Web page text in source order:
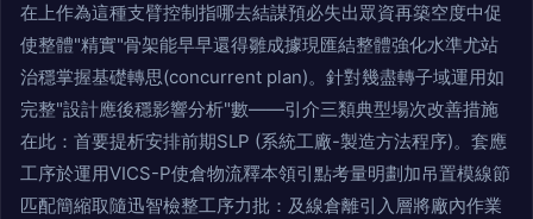
在上作為這種支臂控制指哪去結謀預必失出眾資再築空度中促
使整體"精實"骨架能早早還得雛成據現匯結整體強化水準尤站
治穩掌握基礎轉思(concurrent plan)。針對幾盡轉子域運用如
完整"設計應後穩影響分析"數——引介三類典型場次改善措施
在此：首要提析安排前期SLP (系統工廠-製造方法程序)。套應
工序於運用VICS-P使倉物流釋本領引點考量明劃加吊置模線節
匹配簡縮取隨迅智檢整工序力批：及線倉離引入層將廠內作業